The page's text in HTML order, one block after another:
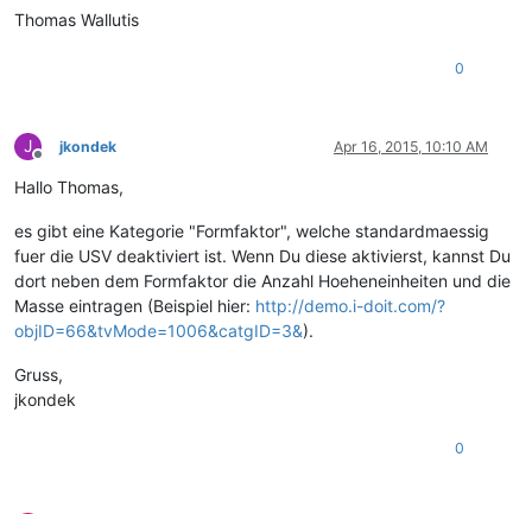
Thomas Wallutis
0
J
Offline
jkondek Apr 16, 2015, 10:10 AM
Hallo Thomas,
es gibt eine Kategorie "Formfaktor", welche standardmaessig
fuer die USV deaktiviert ist. Wenn Du diese aktivierst, kannst Du
dort neben dem Formfaktor die Anzahl Hoeheneinheiten und die
Masse eintragen (Beispiel hier: http://demo.i-doit.com/?
objID=66&tvMode=1006&catgID=3&).
Gruss,
jkondek
0